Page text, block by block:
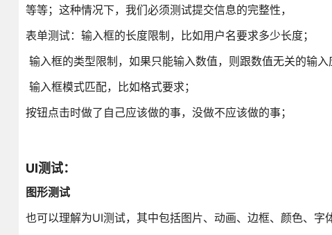
等等；这种情况下，我们必须测试提交信息的完整性，
表单测试：输入框的长度限制，比如用户名要求多少长度；
输入框的类型限制，如果只能输入数值，则跟数值无关的输入
输入框模式匹配，比如格式要求；
按钮点击时做了自己应该做的事，没做不应该做的事；
UI测试：
图形测试
也可以理解为UI测试，其中包括图片、动画、边框、颜色、字